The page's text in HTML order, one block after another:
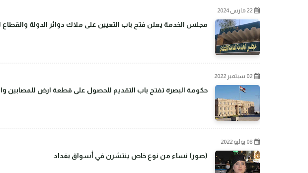
22 مارس 2024
مجلس الخدمة يعلن فتح باب التعيين على ملاك دوائر الدولة والقطاع
02 سبتمبر 2022
حكومة البصرة تفتح باب التقديم للحصول على قطعة ارض للمصابين
08 يوليو 2022
(صور) نساء من نوع خاص ينتشرن في أسواق بغداد